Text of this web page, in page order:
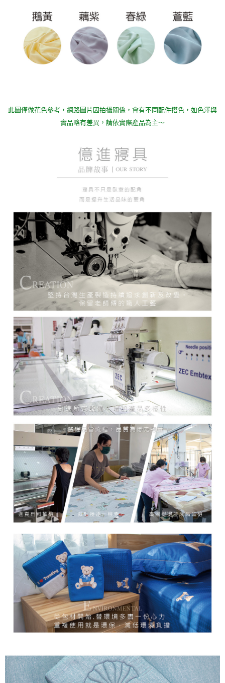
此圖僅做花色參考， 網路圖片因拍攝關係，會有不同配件搭色，如色澤與
實品略有差異，請依實際產品為主～